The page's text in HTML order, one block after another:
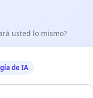
usted lo mismo?
de IA